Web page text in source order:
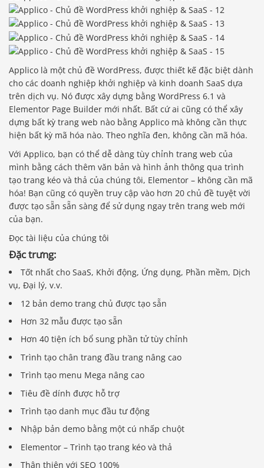
Applico là một chủ đề WordPress, được thiết kế đặc biệt dành
cho các doanh nghiệp khởi nghiệp và kinh doanh SaaS dựa
trên dịch vụ. Nó được xây dựng bằng WordPress 6.1 và
Elementor Page Builder mới nhất. Bất cứ ai cũng có thể xây
dựng bất kỳ trang web nào bằng Applico mà không cần thực
hiện bất kỳ mã hóa nào. Theo nghĩa đen, không cần mã hóa.
Với Applico, bạn có thể dễ dàng tùy chỉnh trang web của
mình bằng cách thêm văn bản và hình ảnh thông qua trình
tạo trang kéo và thả của chúng tôi, Elementor – không cần mã
hóa! Bạn cũng có quyền truy cập vào hơn 20 chủ đề tuyệt vời
được tạo sẵn sẵn sàng để sử dụng ngay trên trang web mới
của bạn.
Đọc tài liệu của chúng tôi
Đặc trưng:
Tốt nhất cho SaaS, Khởi động, Ứng dụng, Phần mềm, Dịch
vụ, Đại lý, v.v.
12 bản demo trang chủ được tạo sẵn
Hơn 32 mẫu được tạo sẵn
Hơn 40 tiện ích bổ sung phần tử tùy chỉnh
Trình tạo chân trang đầu trang nâng cao
Trình tạo menu Mega nâng cao
Tiêu đề dính được hỗ trợ
Trình tạo danh mục đầu tư động
Nhập bản demo bằng một cú nhấp chuột
Elementor – Trình tạo trang kéo và thả
Thân thiện với SEO 100%